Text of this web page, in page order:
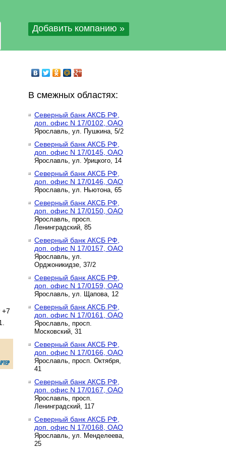
Добавить компанию »
+7
В смежных областях:
Северный банк АКСБ РФ,
доп. офис N 17/0102, ОАО
Ярославль, ул. Пушкина, 5/2
Северный банк АКСБ РФ,
доп. офис N 17/0145, ОАО
Ярославль, ул. Урицкого, 14
Северный банк АКСБ РФ,
доп. офис N 17/0146, ОАО
Ярославль, ул. Ньютона, 65
Северный банк АКСБ РФ,
доп. офис N 17/0150, ОАО
Ярославль, просп.
Ленинградский, 85
Северный банк АКСБ РФ,
доп. офис N 17/0157, ОАО
Ярославль, ул.
Орджоникидзе, 37/2
Северный банк АКСБ РФ,
доп. офис N 17/0159, ОАО
Ярославль, ул. Щапова, 12
Северный банк АКСБ РФ,
доп. офис N 17/0161, ОАО
Ярославль, просп.
Московский, 31
Северный банк АКСБ РФ,
доп. офис N 17/0166, ОАО
Ярославль, просп. Октября,
41
Северный банк АКСБ РФ,
доп. офис N 17/0167, ОАО
Ярославль, просп.
Ленинградский, 117
Северный банк АКСБ РФ,
доп. офис N 17/0168, ОАО
Ярославль, ул. Менделеева,
25